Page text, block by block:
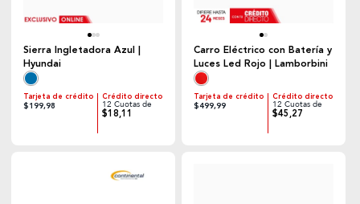
Sierra Ingletadora Azul |
Hyundai
Tarjeta de crédito
$199,98
Crédito directo
12 Cuotas de
$18,11
Carro Eléctrico con Batería y
Luces Led Rojo | Lamborbini
Tarjeta de crédito
$499,99
Crédito directo
12 Cuotas de
$45,27